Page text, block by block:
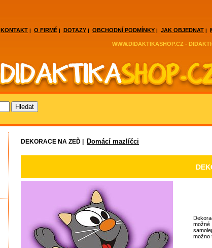
WWW.DIDAKTIKASHOP.CZ -
KONTAKT | O FIRMĚ | DOTAZY | OBCHODNÍ PODMÍNKY | JAK OBJEDNAT |
DEKORACE NA ZEĎ | Domácí mazlíčci
možno